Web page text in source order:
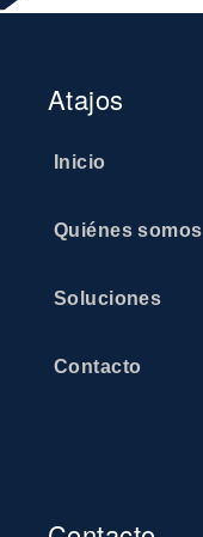
Atajos
Inicio
Quiénes somos
Soluciones
Contacto